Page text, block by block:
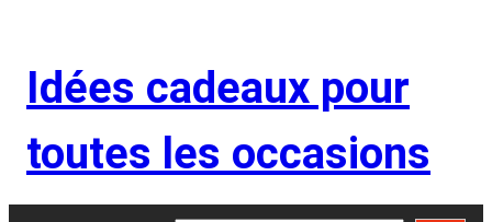
contenu
Idées cadeaux pour
toutes les occasions